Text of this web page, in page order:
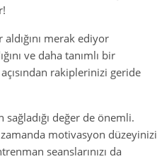
merak ediyor
ve daha tanımlı bir
rakiplerinizi geride
değer de önemli.
zamanda motivasyon düzeyinizi
seanslarınızı da